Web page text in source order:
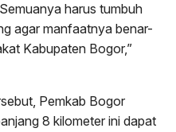
harus tumbuh
agar manfaatnya benar-
Kabupaten Bogor,”
Pemkab Bogor
8 kilometer ini dapat